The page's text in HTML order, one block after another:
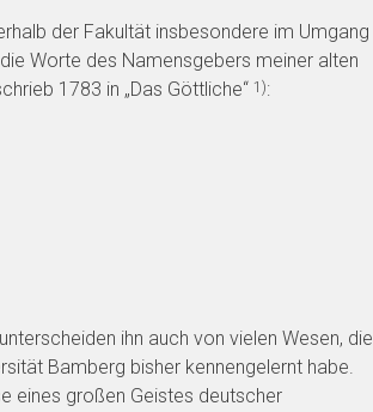
der Fakultät insbesondere im Umgang
Worte des Namensgebers meiner alten
1783 in „Das Göttliche“ 1):
ihn auch von vielen Wesen, die
Bamberg bisher kennengelernt habe.
eines großen Geistes deutscher